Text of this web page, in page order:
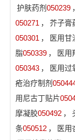
护肤药剂 050239 ，
050271 ， 芥子膏
050301 ， 医用甘
脂050339 ， 医用
050343 ， 医用过
疮治疗制剂
用尼古丁贴片
摩凝胶050492 ，
条050512 ， 医用